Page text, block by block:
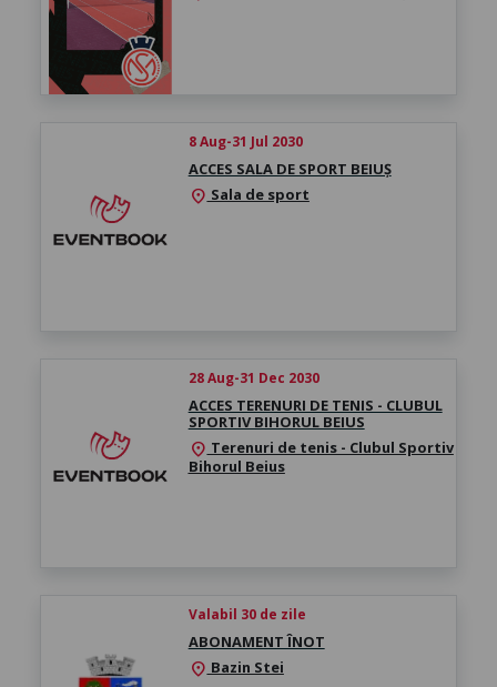
8 Aug-31 Jul 2030
ACCES SALA DE SPORT BEIUȘ
location_on Sala de sport
28 Aug-31 Dec 2030
ACCES TERENURI DE TENIS - CLUBUL
SPORTIV BIHORUL BEIUS
location_on Terenuri de tenis - Clubul Sportiv
Bihorul Beius
Valabil 30 de zile
ABONAMENT ÎNOT
location_on Bazin Stei